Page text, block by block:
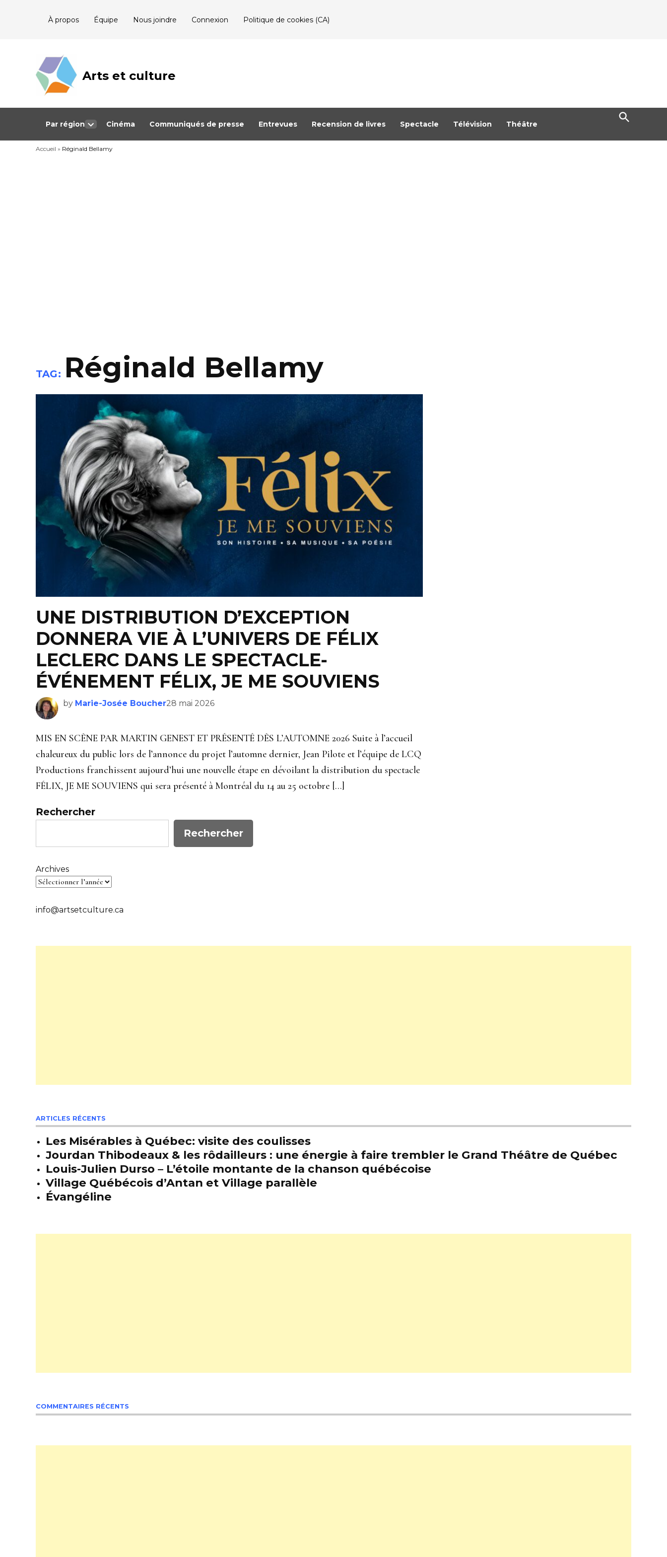
À propos Équipe Nous joindre Connexion Politique de cookies (CA)
Arts et culture
Journalisme
Québec
Par région
dropdown
menu
Cinéma Communiqués de presse Entrevues Recension de livres Spectacle Télévision Théâtre
Open
Search
Accueil » Réginald Bellamy
TAG: Réginald Bellamy
UNE DISTRIBUTION D’EXCEPTION
DONNERA VIE À L’UNIVERS DE FÉLIX
LECLERC DANS LE SPECTACLE-
ÉVÉNEMENT FÉLIX, JE ME SOUVIENS
by Marie-Josée Boucher28 mai 2026
MIS EN SCÈNE PAR MARTIN GENEST ET PRÉSENTÉ DÈS L’AUTOMNE 2026 Suite à l’accueil
chaleureux du public lors de l’annonce du projet l’automne dernier, Jean Pilote et l’équipe de LCQ
Productions franchissent aujourd’hui une nouvelle étape en dévoilant la distribution du spectacle
FÉLIX, JE ME SOUVIENS qui sera présenté à Montréal du 14 au 25 octobre […]
Rechercher
Rechercher
Archives
info@artsetculture.ca
ARTICLES RÉCENTS
Les Misérables à Québec: visite des coulisses
Jourdan Thibodeaux & les rôdailleurs : une énergie à faire trembler le Grand Théâtre de Québec
Louis-Julien Durso – L’étoile montante de la chanson québécoise
Village Québécois d’Antan et Village parallèle
Évangéline
COMMENTAIRES RÉCENTS